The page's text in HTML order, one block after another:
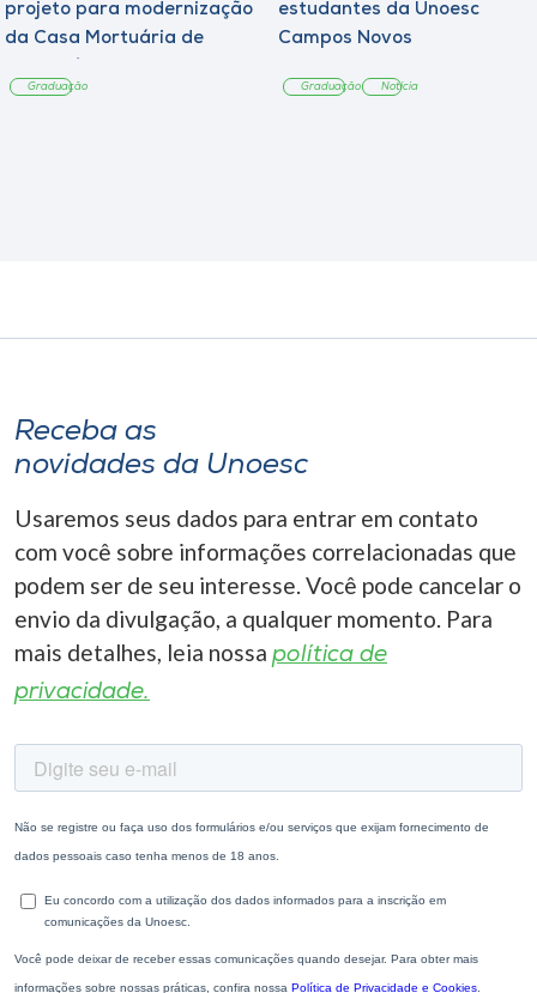
projeto para modernização
da Casa Mortuária de
Graduação
estudantes da Unoesc
Campos Novos
Graduação Notícia
Receba as
novidades da Unoesc
Usaremos seus dados para entrar em contato
com você sobre informações correlacionadas que
podem ser de seu interesse. Você pode cancelar o
envio da divulgação, a qualquer momento. Para
mais detalhes, leia nossa política de
privacidade.